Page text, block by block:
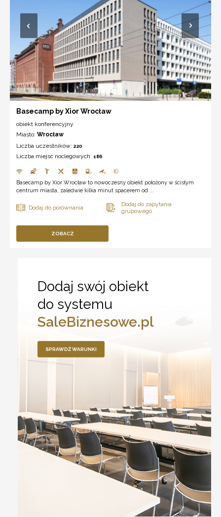
Basecamp by Xior Wrocław
obiekt konferencyjny
Miasto: Wrocław
Liczba uczestników: 220
Liczba miejsc noclegowych: 186
Basecamp by Xior Wrocław to nowoczesny obiekt położony w ścisłym
centrum miasta, zaledwie kilka minut spacerem od ...
ZOBACZ
Dodaj swój obiekt
do systemu
SaleBiznesowe.pl
SPRAWDŹ WARUNKI